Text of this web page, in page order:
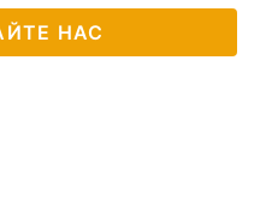
НАС